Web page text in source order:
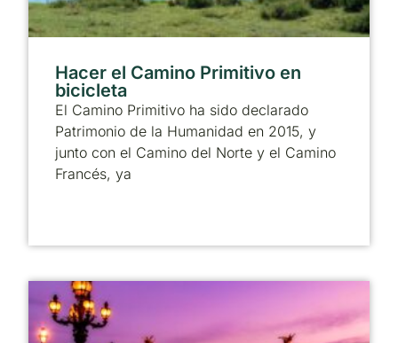
Hacer el Camino Primitivo en
bicicleta
El Camino Primitivo ha sido declarado
Patrimonio de la Humanidad en 2015, y
junto con el Camino del Norte y el Camino
Francés, ya